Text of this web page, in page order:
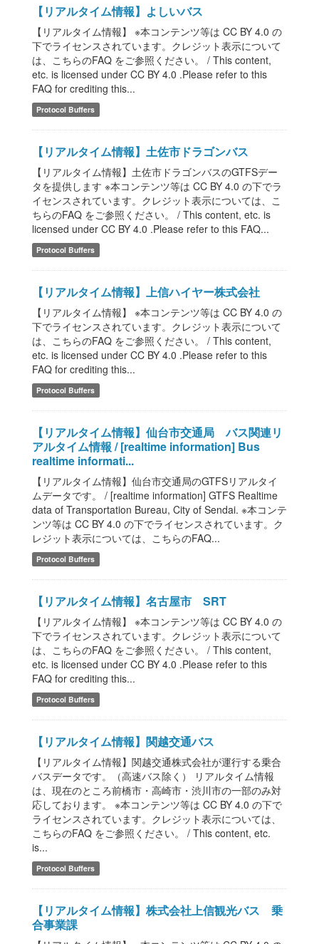
【リアルタイム情報】よしいバス
【リアルタイム情報】 ※本コンテンツ等は CC BY 4.0 の
下でライセンスされています。クレジット表示について
は、こちらのFAQ をご参照ください。 / This content,
etc. is licensed under CC BY 4.0 .Please refer to this
FAQ for crediting this...
Protocol Buffers
【リアルタイム情報】土佐市ドラゴンバス
【リアルタイム情報】土佐市ドラゴンバスのGTFSデー
タを提供します ※本コンテンツ等は CC BY 4.0 の下でラ
イセンスされています。クレジット表示については、こ
ちらのFAQ をご参照ください。 / This content, etc. is
licensed under CC BY 4.0 .Please refer to this FAQ...
Protocol Buffers
【リアルタイム情報】上信ハイヤー株式会社
【リアルタイム情報】 ※本コンテンツ等は CC BY 4.0 の
下でライセンスされています。クレジット表示について
は、こちらのFAQ をご参照ください。 / This content,
etc. is licensed under CC BY 4.0 .Please refer to this
FAQ for crediting this...
Protocol Buffers
【リアルタイム情報】仙台市交通局 バス関連リ
アルタイム情報 / [realtime information] Bus
realtime informati...
【リアルタイム情報】仙台市交通局のGTFSリアルタイ
ムデータです。 / [realtime information] GTFS Realtime
data of Transportation Bureau, City of Sendai. ※本コンテ
ンツ等は CC BY 4.0 の下でライセンスされています。ク
レジット表示については、こちらのFAQ...
Protocol Buffers
【リアルタイム情報】名古屋市 SRT
【リアルタイム情報】 ※本コンテンツ等は CC BY 4.0 の
下でライセンスされています。クレジット表示について
は、こちらのFAQ をご参照ください。 / This content,
etc. is licensed under CC BY 4.0 .Please refer to this
FAQ for crediting this...
Protocol Buffers
【リアルタイム情報】関越交通バス
【リアルタイム情報】関越交通株式会社が運行する乗合
バスデータです。（高速バス除く） リアルタイム情報
は、現在のところ前橋市・高崎市・渋川市の一部のみ対
応しております。 ※本コンテンツ等は CC BY 4.0 の下で
ライセンスされています。クレジット表示については、
こちらのFAQ をご参照ください。 / This content, etc.
is...
Protocol Buffers
【リアルタイム情報】株式会社上信観光バス 乗
合事業課